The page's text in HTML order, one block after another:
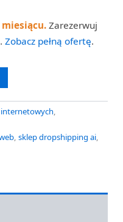
Zarezerwuj
Zobacz pełną ofertę.
,
, sklep dropshipping ai,